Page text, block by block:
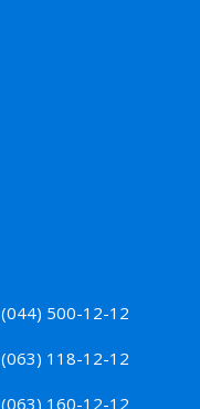
(044) 500-12-12
(063) 118-12-12
(063) 160-12-12